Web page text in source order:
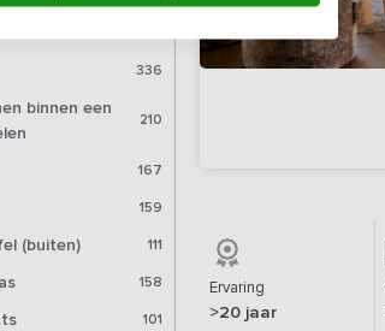
336
binnen een
210
167
159
(buiten) 111
158
101
Ervaring
>20 jaar